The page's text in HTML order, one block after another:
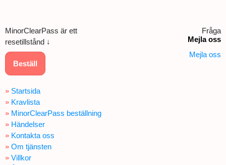
MinorClearPass är ett
resetillstånd ↓
Beställ
Fråga
Mejla oss
Mejla oss
» Startsida
» Kravlista
» MinorClearPass beställning
» Händelser
» Kontakta oss
» Om tjänsten
» Villkor